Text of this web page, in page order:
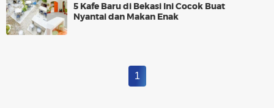
5 Kafe Baru di Bekasi Ini Cocok Buat
Nyantai dan Makan Enak
1